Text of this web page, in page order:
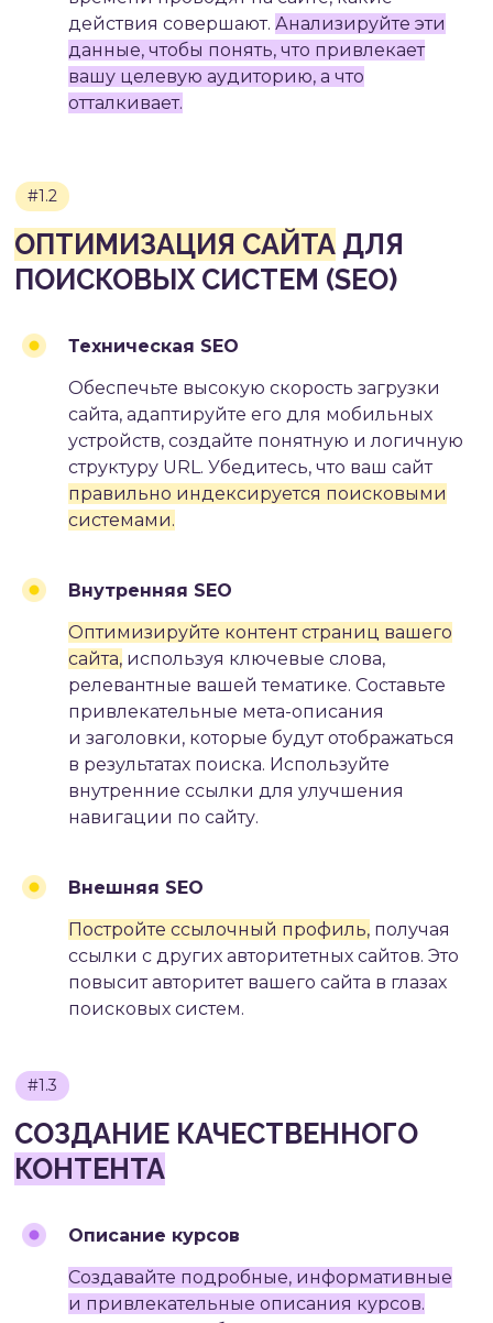
действия совершают. Анализируйте эти
данные, чтобы понять, что привлекает
вашу целевую аудиторию, а что
отталкивает.
Техническая SEO
Обеспечьте высокую скорость загрузки
сайта, адаптируйте его для мобильных
устройств, создайте понятную и логичную
структуру URL. Убедитесь, что ваш сайт
правильно индексируется поисковыми
системами.
Внутренняя SEO
Оптимизируйте контент страниц вашего
сайта, используя ключевые слова,
релевантные вашей тематике. Составьте
привлекательные мета-описания
и заголовки, которые будут отображаться
в результатах поиска. Используйте
внутренние ссылки для улучшения
навигации по сайту.
Внешняя SEO
Постройте ссылочный профиль, получая
ссылки с других авторитетных сайтов. Это
повысит авторитет вашего сайта в глазах
поисковых систем.
СОЗДАНИЕ КАЧЕСТВЕННОГО
КОНТЕНТА
Описание курсов
Создавайте подробные, информативные
и привлекательные описания курсов.
РАЗРАБОТАЕМ
ПЕРСОНАЛИЗИРОВАННУЮ
СТРАТЕГИЮ МАРКЕТИНГА
Которая будет учитывать все
особенности вашего бизнеса
и специфику целевой
МЕТОДЫ
ОНЛАЙН-КУРСА
КОНТЕКСТНАЯ РЕКЛАМА
#2.1